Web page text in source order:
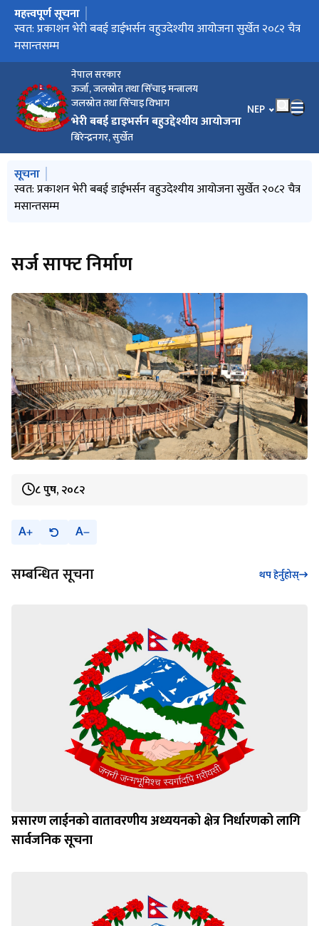
नेपाल सरकार
ऊर्जा, जलस्रोत तथा सिँचाइ मन्त्रालय
जलस्रोत तथा सिँचाइ विभाग
भेरी बबई डाइभर्सन बहुउद्देश्यीय आयोजना
बिरेन्द्रनगर, सुर्खेत
भाषा चयन गर्नुहोस्
NEP
मुख्य नेभिगेसनमा जानुहोस्
महत्त्वपूर्ण सूचना
प्रसारण लाईनको वातावरणीय अध्ययनको क्षेत्र निर्धारणको लागि
सार्वजनिक सूचना
स्वत: प्रकाशन भेरी बबई डाईभर्सन वहुउदेश्यीय आयोजना सुर्खेत २०८२ चैत्र
मसान्तसम्म
आर्थिक वर्ष २०८१/०८२ सम्मको प्रगति विवरण सम्बन्धमा
सूचनाको हक सम्बन्धि प्रगति २०८२ श्रावण १ देखि असोज मसान्तसम्म
मुख्य नेभिगेसनमा जानुहोस्
सूचना
प्रसारण लाईनको वातावरणीय अध्ययनको क्षेत्र निर्धारणको लागि
सार्वजनिक सूचना
स्वत: प्रकाशन भेरी बबई डाईभर्सन वहुउदेश्यीय आयोजना सुर्खेत २०८२ चैत्र
मसान्तसम्म
सूचनाको हक सम्बन्धि प्रगति २०८२ श्रावण १ देखि असोज मसान्तसम्म
सर्ज साफ्ट निर्माण
८ पुष, २०८२
A A
सम्बन्धित सूचना थप हेर्नुहोस्
प्रसारण लाईनको वातावरणीय अध्ययनको क्षेत्र निर्धारणको लागि
सार्वजनिक सूचना